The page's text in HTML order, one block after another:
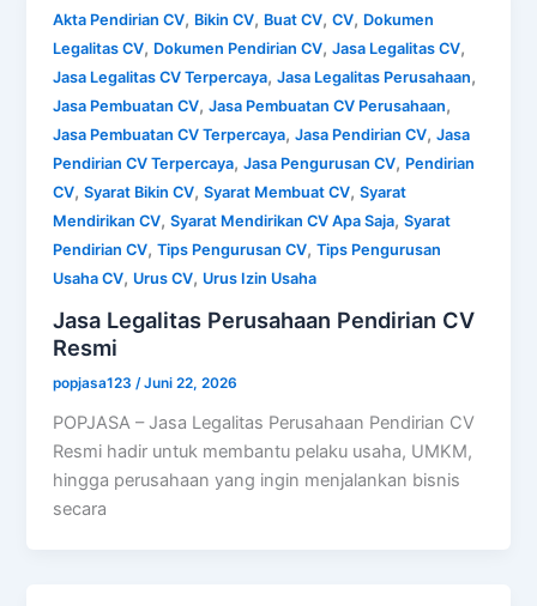
Akta Pendirian CV, Bikin CV, Buat CV,CV, Dokumen
Legalitas CV, Dokumen Pendirian CV,Jasa Legalitas CV,
Jasa Legalitas CV Terpercaya,Jasa Legalitas Perusahaan,
Jasa Pembuatan CV,Jasa Pembuatan CV Perusahaan,
Jasa Pembuatan CV Terpercaya,Jasa Pendirian CV,Jasa
Pendirian CV Terpercaya,Jasa Pengurusan CV, Pendirian
CV,Syarat Bikin CV,Syarat Membuat CV,Syarat
Mendirikan CV,Syarat Mendirikan CV Apa Saja,Syarat
Pendirian CV,Tips Pengurusan CV,Tips Pengurusan
Usaha CV, Urus CV, Urus Izin Usaha
Jasa Legalitas Perusahaan Pendirian CV
Resmi
popjasa123/Juni 22, 2026
POPJASA – Jasa Legalitas Perusahaan Pendirian CV
Resmi hadir untuk membantu pelaku usaha, UMKM,
hingga perusahaan yang ingin menjalankan bisnis
secara